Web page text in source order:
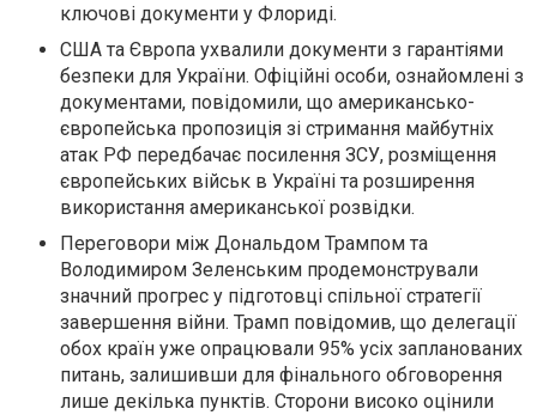
ключові документи у Флориді.
США та Європа ухвалили документи з гарантіями
безпеки для України. Офіційні особи, ознайомлені з
документами, повідомили, що американсько-
європейська пропозиція зі стримання майбутніх
атак РФ передбачає посилення ЗСУ, розміщення
європейських військ в Україні та розширення
використання американської розвідки.
Переговори між Дональдом Трампом та
Володимиром Зеленським продемонстрували
значний прогрес у підготовці спільної стратегії
завершення війни. Трамп повідомив, що делегації
обох країн уже опрацювали 95% усіх запланованих
питань, залишивши для фінального обговорення
лише декілька пунктів. Сторони високо оцінили